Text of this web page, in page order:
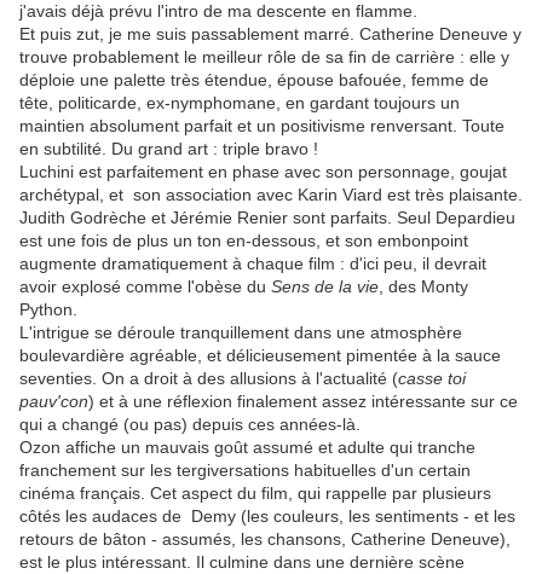
j'avais déjà prévu l'intro de ma descente en flamme.
Et puis zut, je me suis passablement marré. Catherine Deneuve y
trouve probablement le meilleur rôle de sa fin de carrière : elle y
déploie une palette très étendue, épouse bafouée, femme de
tête, politicarde, ex-nymphomane, en gardant toujours un
maintien absolument parfait et un positivisme renversant. Toute
en subtilité. Du grand art : triple bravo !
Luchini est parfaitement en phase avec son personnage, goujat
archétypal, et son association avec Karin Viard est très plaisante.
Judith Godrèche et Jérémie Renier sont parfaits. Seul Depardieu
est une fois de plus un ton en-dessous, et son embonpoint
augmente dramatiquement à chaque film : d'ici peu, il devrait
avoir explosé comme l'obèse du Sens de la vie , des Monty
Python.
L'intrigue se déroule tranquillement dans une atmosphère
boulevardière agréable, et délicieusement pimentée à la sauce
seventies. On a droit à des allusions à l'actualité (casse toi
pauv'con) et à une réflexion finalement assez intéressante sur ce
qui a changé (ou pas) depuis ces années-là.
Ozon affiche un mauvais goût assumé et adulte qui tranche
franchement sur les tergiversations habituelles d'un certain
cinéma français. Cet aspect du film, qui rappelle par plusieurs
côtés les audaces de Demy (les couleurs, les sentiments - et les
retours de bâton - assumés, les chansons, Catherine Deneuve),
est le plus intéressant. Il culmine dans une dernière scène